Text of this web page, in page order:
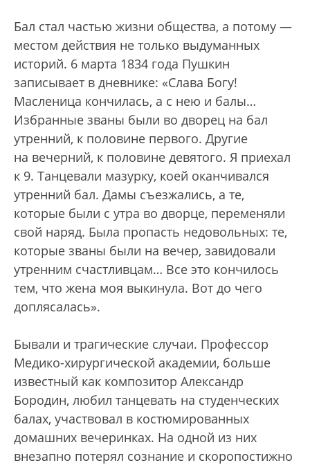
Бал стал частью жизни общества, а потому —
местом действия не только выдуманных
историй. 6 марта 1834 года Пушкин
записывает в дневнике: «Слава Богу!
Масленица кончилась, а с нею и балы…
Избранные званы были во дворец на бал
утренний, к половине первого. Другие
на вечерний, к половине девятого. Я приехал
к 9. Танцевали мазурку, коей оканчивался
утренний бал. Дамы съезжались, а те,
которые были с утра во дворце, переменяли
свой наряд. Была пропасть недовольных: те,
которые званы были на вечер, завидовали
утренним счастливцам… Все это кончилось
тем, что жена моя выкинула. Вот до чего
доплясалась».
Бывали и трагические случаи. Профессор
Медико-хирургической академии, больше
известный как композитор Александр
Бородин, любил танцевать на студенческих
балах, участвовал в костюмированных
домашних вечеринках. На одной из них
внезапно потерял сознание и скоропостижно